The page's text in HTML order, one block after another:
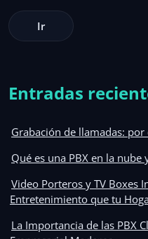
Entradas
Grabación de llamadas:
Qué es una PBX en la
Video Porteros y TV Boxes
Entretenimiento que tu
La Importancia de las PBX